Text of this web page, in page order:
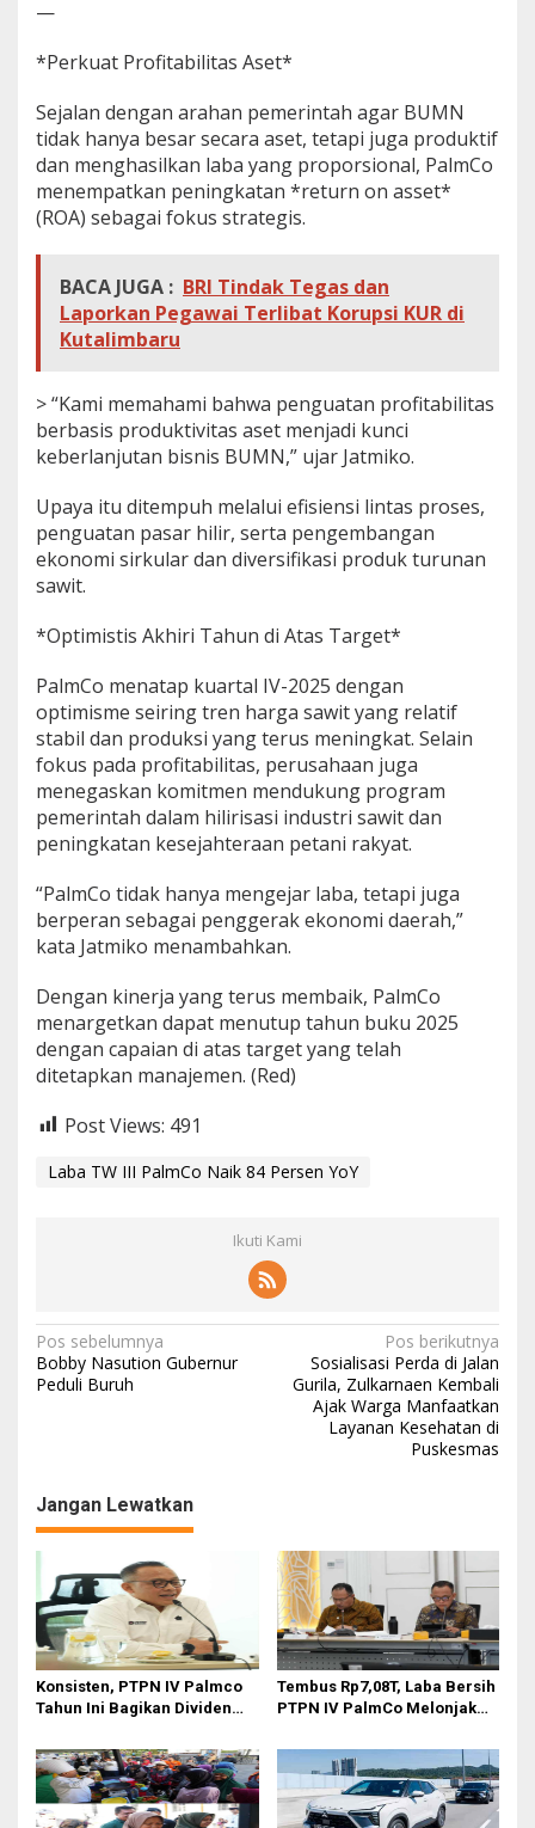
—
*Perkuat Profitabilitas Aset*
Sejalan dengan arahan pemerintah agar BUMN
tidak hanya besar secara aset, tetapi juga produktif
dan menghasilkan laba yang proporsional, PalmCo
menempatkan peningkatan *return on asset*
(ROA) sebagai fokus strategis.
BACA JUGA : BRI Tindak Tegas dan
Laporkan Pegawai Terlibat Korupsi KUR di
Kutalimbaru
> “Kami memahami bahwa penguatan profitabilitas
berbasis produktivitas aset menjadi kunci
keberlanjutan bisnis BUMN,” ujar Jatmiko.
Upaya itu ditempuh melalui efisiensi lintas proses,
penguatan pasar hilir, serta pengembangan
ekonomi sirkular dan diversifikasi produk turunan
sawit.
*Optimistis Akhiri Tahun di Atas Target*
PalmCo menatap kuartal IV-2025 dengan
optimisme seiring tren harga sawit yang relatif
stabil dan produksi yang terus meningkat. Selain
fokus pada profitabilitas, perusahaan juga
menegaskan komitmen mendukung program
pemerintah dalam hilirisasi industri sawit dan
peningkatan kesejahteraan petani rakyat.
“PalmCo tidak hanya mengejar laba, tetapi juga
berperan sebagai penggerak ekonomi daerah,”
kata Jatmiko menambahkan.
Dengan kinerja yang terus membaik, PalmCo
menargetkan dapat menutup tahun buku 2025
dengan capaian di atas target yang telah
ditetapkan manajemen. (Red)
Post Views: 491
Laba TW III PalmCo Naik 84 Persen YoY
Ikuti Kami
N
a
a
s
p
o
s
Pos sebelumnya
Bobby Nasution Gubernur
Peduli Buruh
Pos berikutnya
Sosialisasi Perda di Jalan
Gurila, Zulkarnaen Kembali
Ajak Warga Manfaatkan
Layanan Kesehatan di
Puskesmas
Jangan Lewatkan
Konsisten, PTPN IV Palmco
Tahun Ini Bagikan Dividen
Tembus Rp7,08T, Laba Bersih
PTPN IV PalmCo Melonjak
Ditopang Produksi dan
Efisiensi